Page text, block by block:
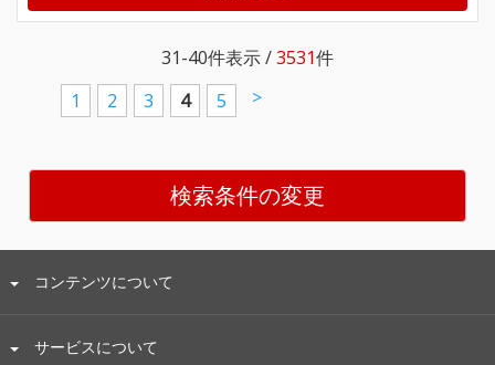
31-40件表示 /3531件
1
2 3 4 5 >
検索条件の変更
コンテンツについて
サービスについて